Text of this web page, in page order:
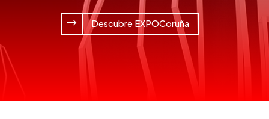
Descubre EXPOCoruña